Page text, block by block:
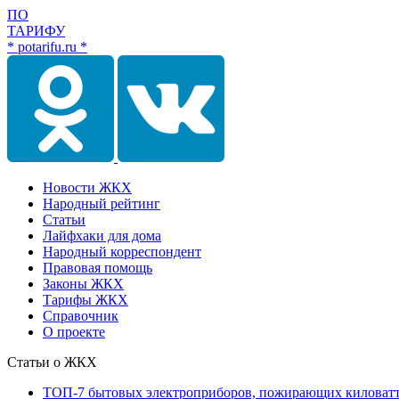
ПО
ТАРИФУ
* potarifu.ru *
Новости ЖКХ
Народный рейтинг
Статьи
Лайфхаки для дома
Народный корреспондент
Правовая помощь
Законы ЖКХ
Тарифы ЖКХ
Справочник
О проекте
Статьи о ЖКХ
ТОП-7 бытовых электроприборов, пожирающих